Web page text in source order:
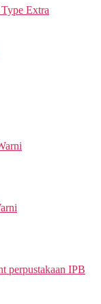
Extra
perpustakaan IPB